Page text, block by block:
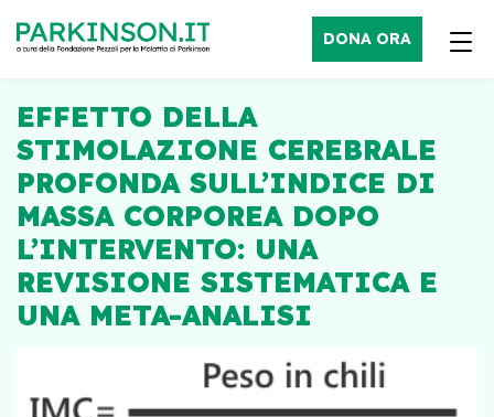
DONA ORA
EFFETTO DELLA
STIMOLAZIONE CEREBRALE
PROFONDA SULL’INDICE DI
MASSA CORPOREA DOPO
L’INTERVENTO: UNA
REVISIONE SISTEMATICA E
UNA META-ANALISI